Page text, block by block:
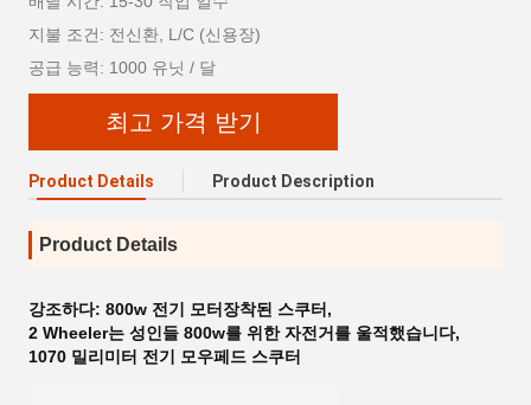
지불 조건: 전신환, L/C (신용장)
공급 능력: 1000 유닛 / 달
최고 가격 받기
Product Details Product Description
Product Details
강조하다: 800w 전기 모터장착된 스쿠터 ,
2 Wheeler는 성인들 800w를 위한 자전거를 울적했습니다,
1070 밀리미터 전기 모우페드 스쿠터